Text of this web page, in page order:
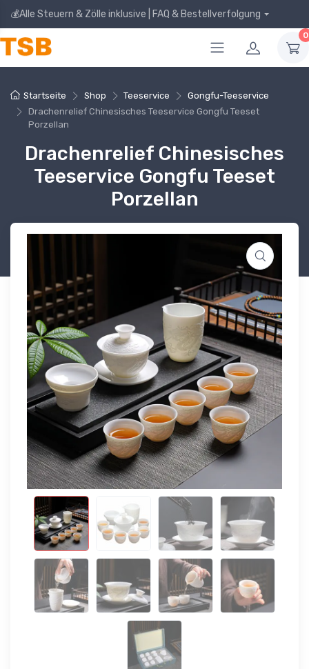
💰Alle Steuern & Zölle inklusive | FAQ & Bestellverfolgung
0
Startseite Shop Teeservice
Gongfu-Teeservice
Drachenrelief Chinesisches Teeservice Gongfu Teeset
Porzellan
Drachenrelief Chinesisches
Teeservice Gongfu Teeset
Porzellan